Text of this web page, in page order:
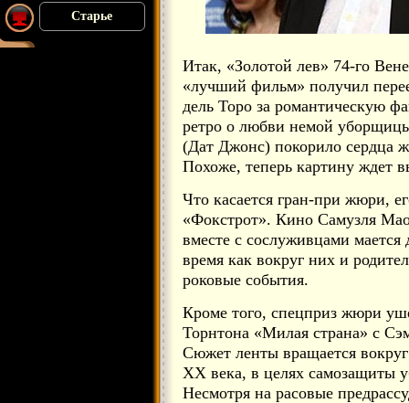
Старье
Итак, «Золотой лев» 74-го
«лучший фильм» получил
дель Торо за романтическую
ретро о любви немой
(Дат Джонс) покорило сердца
Похоже, теперь картину ждет
Что касается гран-при жюри,
«Фокстрот». Кино Самузля
вместе с сослуживцами
время как вокруг них и
роковые события.
Кроме того, спецприз жюри
Торнтона «Милая страна» с
Сюжет ленты вращается вокруг
XX века, в целях самозащиты
Несмотря на расовые